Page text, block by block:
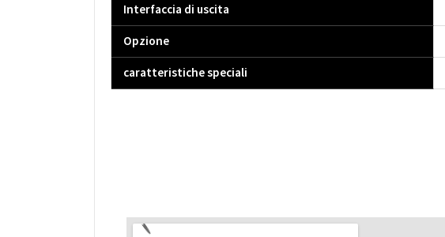
Interfaccia di uscita
Opzione
caratteristiche speciali